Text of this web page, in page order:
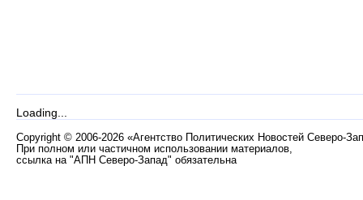
Loading...
Copyright © 2006-2026 «Агентство Политических Новостей Северо-
При полном или частичном использовании материалов,
ссылка на "АПН Северо-Запад" обязательна